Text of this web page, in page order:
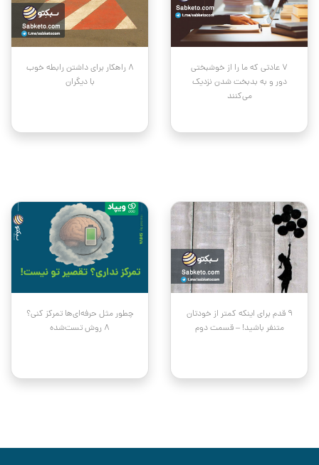
۷ عادتی که ما را از خوشبختی
دور و به بدبخت شدن نزدیک
می‌کنند
۸ راهکار برای داشتن رابطه خوب
با دیگران
۹ قدم برای اینکه کمتر از خودتان
متنفر باشید! – قسمت دوم
چطور مثل حرفه‌ای‌ها تمرکز کنی؟
۸ روش تست‌شده